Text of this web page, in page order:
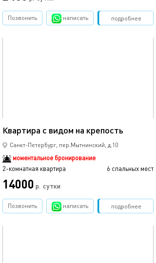
подробнее
Позвонить написать Забронировать
Квартира с видом на крепость
Санкт-Петербург, пер.Мытнинский, д.10
моментальное бронирование
2-комнатная квартира
6 спальных мест
14000 р. сутки
подробнее
Позвонить написать Забронировать